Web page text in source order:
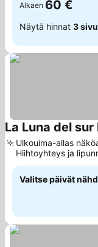
Alkaen 60 €
Näytä hinnat 3
La Luna del sur
Ulkouima-allas
Hiihtoyhteys ja
Valitse päivät